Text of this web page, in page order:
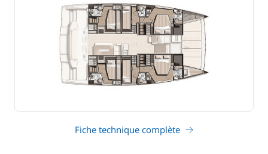
Fiche technique complète